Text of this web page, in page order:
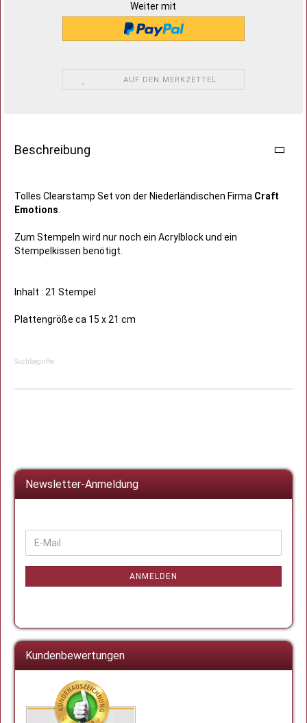
Weiter mit
AUF DEN MERKZETTEL
Beschreibung
Tolles Clearstamp Set von der Niederländischen Firma Craft
Emotions.
Zum Stempeln wird nur noch ein Acrylblock und ein
Stempelkissen benötigt.
Inhalt : 21 Stempel
Plattengröße ca 15 x 21 cm
Suchbegriffe:
Newsletter-Anmeldung
WEITER
ZUR
NEWSLETTER-
E-
Mail
ANMELDEN
Kundenbewertungen